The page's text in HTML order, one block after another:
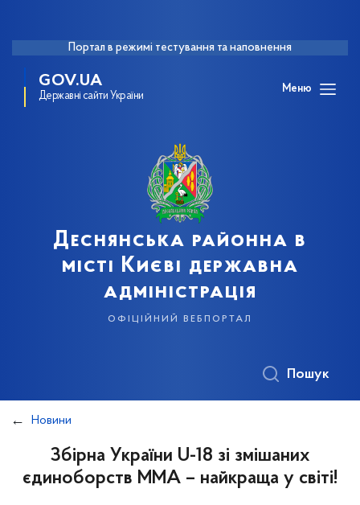
Портал в режимі тестування та наповнення
GOV.UA
Державні сайти України
Меню
Деснянська районна в
місті Києві державна
адміністрація
офіційний вебпортал
Пошук
Новини
Збірна України U-18 зі змішаних
єдиноборств MMA – найкраща у світі!